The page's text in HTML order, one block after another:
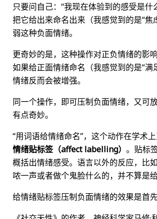
只要问自己：“我现在体验到的感受是什
把它给出来命名出来（我感觉到的是“焦
弱这种负面情绪。
更奇妙的是，这种操作对正负情绪的影
如果给正面情绪命名（我感觉到的是“满
情绪反而会被增强。
同一个操作，即可压制负面情绪，又可
有点奇妙。
“用词语给情绪命名”，这个动作在学术
情绪贴标签（affect labelling） 。贴标
概括出情绪感受。语言以外的反应，比
哝一声或者做个鬼脸什么的，并不算是
给情绪贴标签压制负面情绪的效果是首先